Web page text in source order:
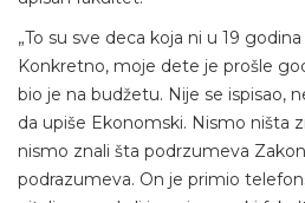
„To su sve deca koja ni u 19
Konkretno, moje dete je prošle
bio je na budžetu. Nije se ispisao,
da upiše Ekonomski. Nismo ništa
nismo znali šta podrzumeva
podrazumeva. On je primio